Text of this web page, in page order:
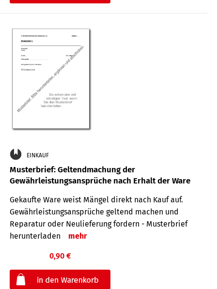
EINKAUF
Musterbrief: Geltendmachung der
Gewährleistungsansprüche nach Erhalt der Ware
Gekaufte Ware weist Mängel direkt nach Kauf auf.
Gewährleistungsansprüche geltend machen und
Reparatur oder Neulieferung fordern - Musterbrief
herunterladen
mehr
0,90 €